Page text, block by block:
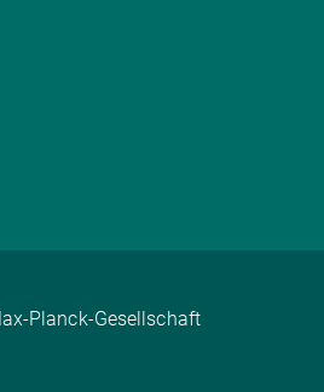
Planck-Gesellschaft